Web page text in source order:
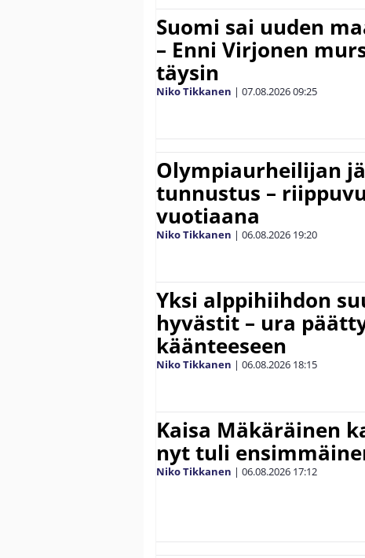
Suomi sai uuden
– Enni Virjonen
täysin
Niko Tikkanen | 07.08.202609:25
Olympiaurheilijan
tunnustus –
vuotiaana
Niko Tikkanen | 06.08.2026 19:20
Yksi alppihiihdon
hyvästit – ura
käänteeseen
Niko Tikkanen | 06.08.2026 18:15
Kaisa Mäkäräinen
nyt tuli
Niko Tikkanen | 06.08.2026 17:12